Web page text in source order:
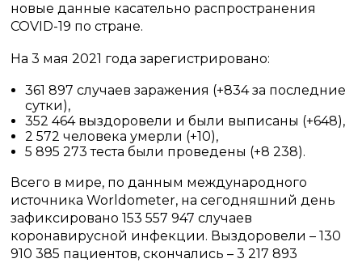
новые данные касательно распространения
COVID-19 по стране.
На 3 мая 2021 года зарегистрировано:
361 897 случаев заражения (+834 за последние
сутки),
352 464 выздоровели и были выписаны (+648),
2 572 человека умерли (+10),
5 895 273 теста были проведены (+8 238).
Всего в мире, по данным международного
источника Worldometer, на сегодняшний день
зафиксировано 153 557 947 случаев
коронавирусной инфекции. Выздоровели – 130
910 385 пациентов, скончались – 3 217 893